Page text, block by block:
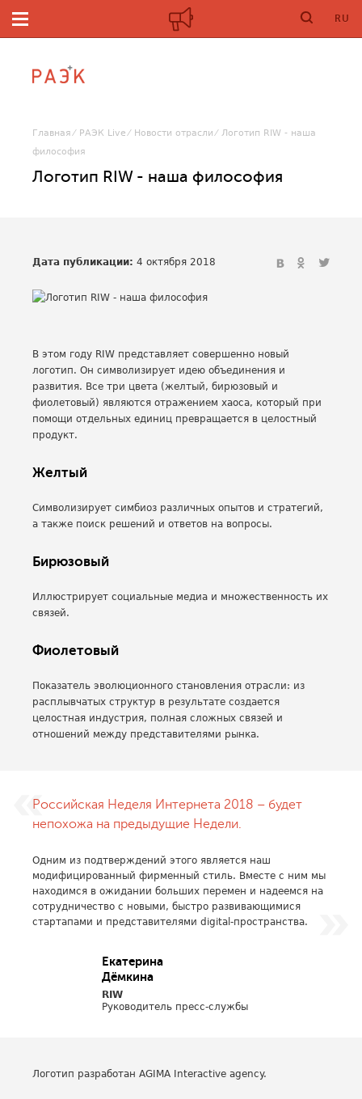
RU
Главная РАЭК Live Новости отрасли
Логотип RIW - наша
философия
Логотип RIW - наша философия
Дата публикации: 4 октября 2018
В этом году RIW представляет совершенно новый
логотип. Он символизирует идею объединения и
развития. Все три цвета (желтый, бирюзовый и
фиолетовый) являются отражением хаоса, который при
помощи отдельных единиц превращается в целостный
продукт.
Желтый
Символизирует симбиоз различных опытов и стратегий,
а также поиск решений и ответов на вопросы.
Бирюзовый
Иллюстрирует социальные медиа и множественность их
связей.
Фиолетовый
Показатель эволюционного становления отрасли: из
расплывчатых структур в результате создается
целостная индустрия, полная сложных связей и
отношений между представителями рынка.
Российская Неделя Интернета 2018 – будет
непохожа на предыдущие Недели.
Одним из подтверждений этого является наш
модифицированный фирменный стиль. Вместе с ним мы
находимся в ожидании больших перемен и надеемся на
сотрудничество с новыми, быстро развивающимися
стартапами и представителями digital-пространства.
Екатерина
Дёмкина
RIW
Руководитель пресс-службы
Логотип разработан AGIMA Interactive agency.